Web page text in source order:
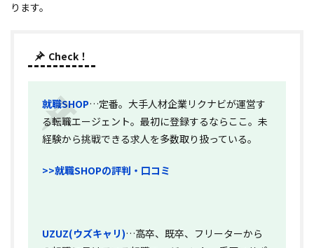
ります。
Check！
就職SHOP…定番。大手人材企業リクナビが運営す
る転職エージェント。最初に登録するならここ。未
経験から挑戦できる求人を多数取り扱っている。
>>就職SHOPの評判・口コミ
UZUZ(ウズキャリ)…高卒、既卒、フリーターから